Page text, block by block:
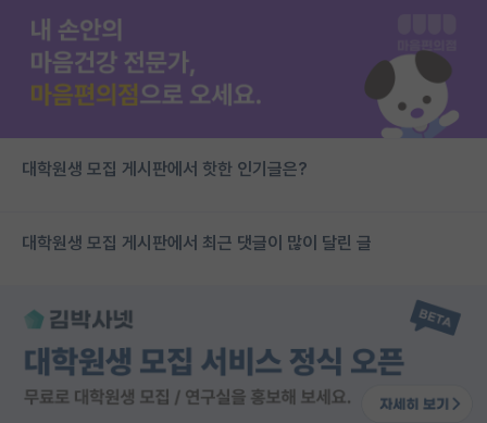
대학원생 모집 게시판에서 핫한 인기글은?
대학원생 모집 게시판에서 최근 댓글이 많이 달린 글